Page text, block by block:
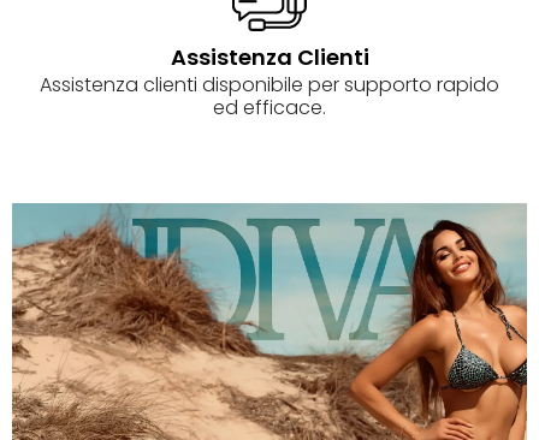
Assistenza Clienti
Assistenza clienti disponibile per supporto rapido
ed efficace.